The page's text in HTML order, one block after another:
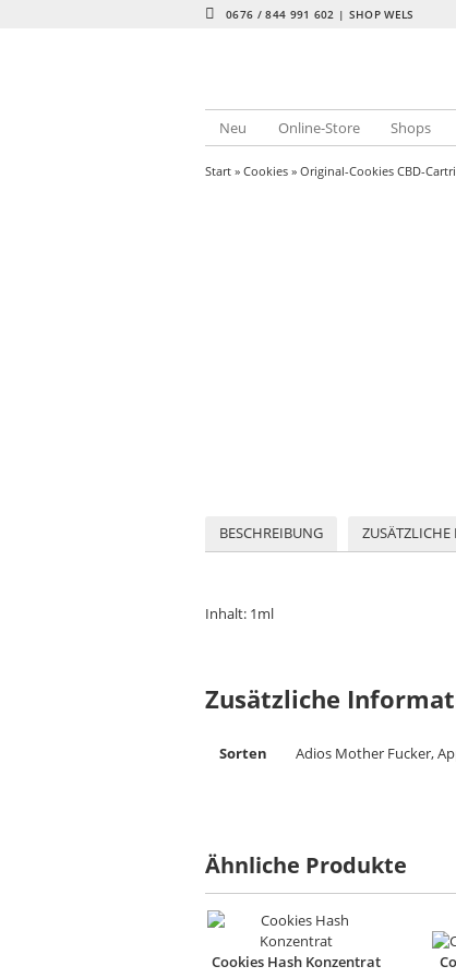
0676 / 844 991 602 | SHOP WELS
Neu Online-Store Shops
Start » Cookies » Original-Cookies CBD-
BESCHREIBUNG
Inhalt: 1ml
Zusätzliche
Sorten Adios Mother Fucker,
Ähnliche Produkte
Cookies Hash Konzentrat